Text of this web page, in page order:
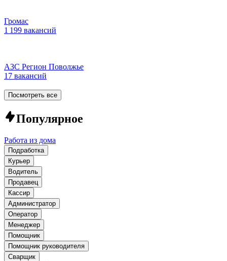
Громас
1 199 вакансий
АЗС Регион Поволжье
17 вакансий
Посмотреть все
Популярное
Работа из дома
Подработка
Курьер
Водитель
Продавец
Кассир
Администратор
Оператор
Менеджер
Помощник
Помощник руководителя
Сварщик